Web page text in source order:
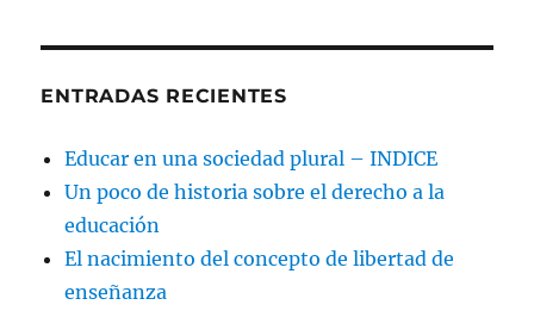
ENTRADAS RECIENTES
Educar en una sociedad plural – INDICE
Un poco de historia sobre el derecho a la
educación
El nacimiento del concepto de libertad de
enseñanza